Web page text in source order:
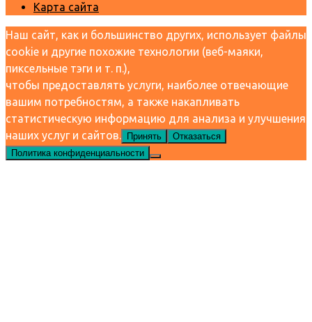
Карта сайта
Наш сайт, как и большинство других, использует файлы
cookie и другие похожие технологии (веб-маяки,
пиксельные тэги и т. п.),
чтобы предоставлять услуги, наиболее отвечающие
вашим потребностям, а также накапливать
статистическую информацию для анализа и улучшения
наших услуг и сайтов.
Принять
Отказаться
Политика конфиденциальности